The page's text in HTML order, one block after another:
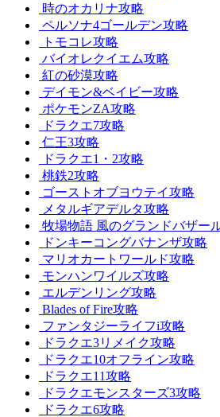
時のオカリナ攻略
ペルソナ4ゴールデン攻略
トモコレ攻略
バイオレクイエム攻略
紅の砂漠攻略
デイモン&ベイビー攻略
ポケモンZA攻略
ドラクエ7攻略
仁王3攻略
ドラクエ1・2攻略
桃鉄2攻略
ゴーストオブヨウテイ攻略
メタルギアデルタ攻略
牧場物語 風のグランドバザー
ドンキーコングバナンザ攻略
マリオカートワールド攻略
モンハンワイルズ攻略
エルデンリング攻略
Blades of Fire攻略
ファンタジーライフi攻略
ドラクエ3リメイク攻略
ドラクエ10オフライン攻略
ドラクエ11攻略
ドラクエモンスターズ3攻略
ドラクエ6攻略